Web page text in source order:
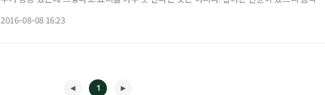
2016-08-08 16:23
1